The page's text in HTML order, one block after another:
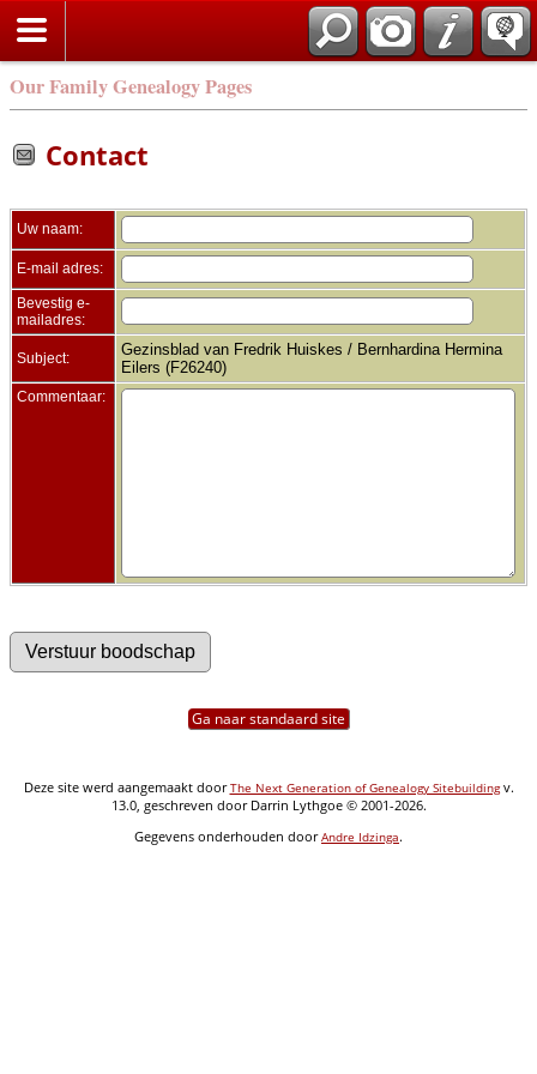
Our Family Genealogy Pages
Contact
Uw naam:
E-mail adres:
Bevestig e-
mailadres:
Subject:
Gezinsblad van Fredrik Huiskes / Bernhardina Hermina
Eilers (F26240)
Commentaar:
Ga naar standaard site
Deze site werd aangemaakt doorThe Next Generation of Genealogy Sitebuildingv.
13.0, geschreven door Darrin Lythgoe © 2001-2026.
Gegevens onderhouden doorAndre Idzinga.